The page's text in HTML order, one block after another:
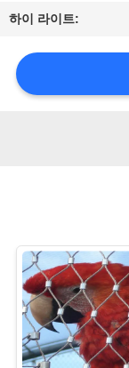
행
품
연
락
주
세
하이 라이트: